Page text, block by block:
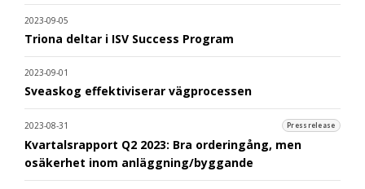
2023-09-05
Triona deltar i ISV Success Program
2023-09-01
Sveaskog effektiviserar vägprocessen
2023-08-31 Pressrelease
Kvartalsrapport Q2 2023: Bra orderingång, men
osäkerhet inom anläggning/byggande